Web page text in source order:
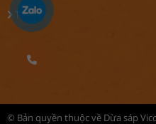
Tiki
© Bản quyền thuộc về Dừa sáp